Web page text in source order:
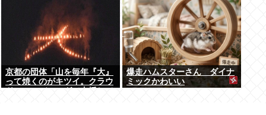
京都の団体「山を毎年『大』
って焼くのがキツイ。クラウ
爆走ハムスターさん ダイナ
ミックかわいい